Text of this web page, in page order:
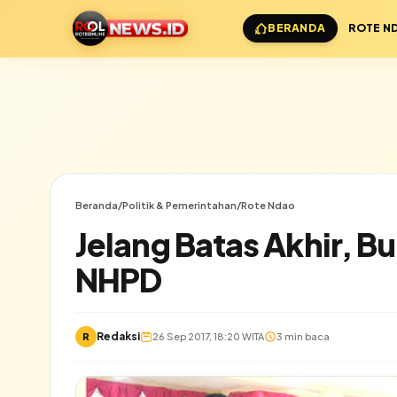
BERANDA ROTE
Beranda/Politik & Pemerintahan/Rote Ndao
Jelang Batas Akhir,
NHPD
R Redaksi 26 Sep 2017, 18:20 WITA 3 min baca